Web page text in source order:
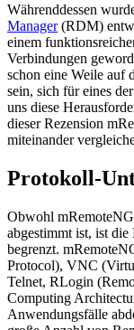
Währenddessen
Manager(RDM)
einem
Verbindungen
schon eine Weile auf
sein, sich für eines
uns diese
dieser Rezension
miteinander
Protokoll-
Obwohl
abgestimmt ist, ist die
begrenzt.
Protocol), VNC
Telnet, RLogin
Computing
Anwendungsfälle